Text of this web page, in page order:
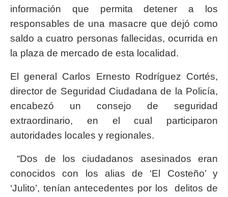
información que permita detener a los
responsables de una masacre que dejó como
saldo a cuatro personas fallecidas, ocurrida en
la plaza de mercado de esta localidad.
El general Carlos Ernesto Rodríguez Cortés,
director de Seguridad Ciudadana de la Policía,
encabezó un consejo de seguridad
extraordinario, en el cual participaron
autoridades locales y regionales.
“Dos de los ciudadanos asesinados eran
conocidos con los alias de ‘El Costeño’ y
‘Julito’, tenían antecedentes por los delitos de